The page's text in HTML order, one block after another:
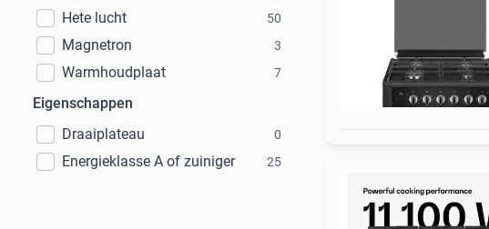
Hete lucht 50
Magnetron 3
Warmhoudplaat 7
Eigenschappen
Draaiplateau
0
Energieklasse A of zuiniger 25